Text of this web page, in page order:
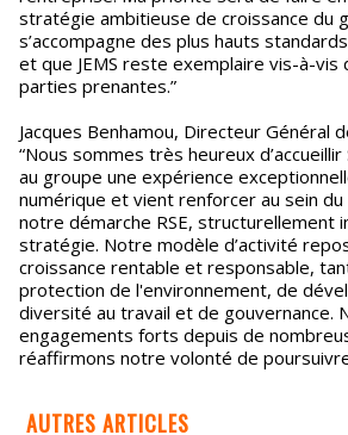
stratégie ambitieuse de croissance du
s’accompagne des plus hauts
et que JEMS reste exemplaire vis-à-
parties prenantes.”
Jacques Benhamou, Directeur Général
“Nous sommes très heureux
au groupe une expérience
numérique et vient renforcer au sein
notre démarche RSE, structurellement
stratégie. Notre modèle d’activité
croissance rentable et responsable,
protection de l'environnement, de
diversité au travail et de gouvernance.
engagements forts depuis de
réaffirmons notre volonté de
AUTRES ARTICLES